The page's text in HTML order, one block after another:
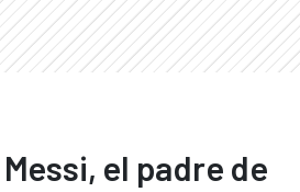
el padre de